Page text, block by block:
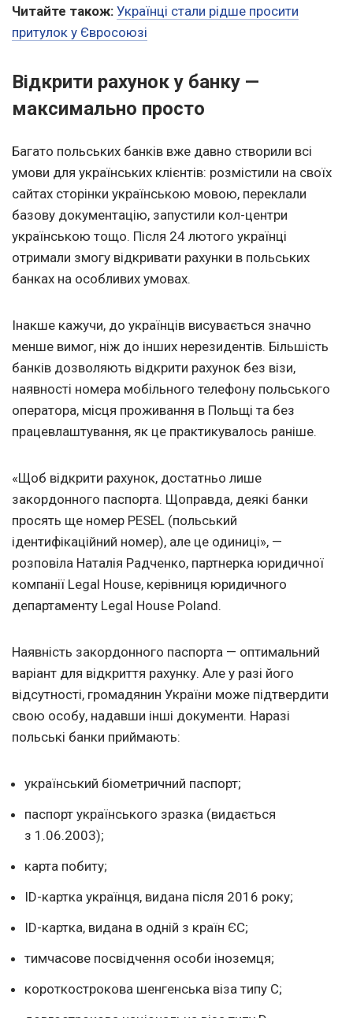
Читайте також: Українці стали рідше просити
притулок у Євросоюзі
Відкрити рахунок у банку —
максимально просто
Багато польських банків вже давно створили всі
умови для українських клієнтів: розмістили на своїх
сайтах сторінки українською мовою, переклали
базову документацію, запустили кол-центри
українською тощо. Після 24 лютого українці
отримали змогу відкривати рахунки в польських
банках на особливих умовах.
Інакше кажучи, до українців висувається значно
менше вимог, ніж до інших нерезидентів. Більшість
банків дозволяють відкрити рахунок без візи,
наявності номера мобільного телефону польського
оператора, місця проживання в Польщі та без
працевлаштування, як це практикувалось раніше.
«Щоб відкрити рахунок, достатньо лише
закордонного паспорта. Щоправда, деякі банки
просять ще номер PESEL (польський
ідентифікаційний номер), але це одиниці», —
розповіла Наталія Радченко, партнерка юридичної
компанії Legal House, керівниця юридичного
департаменту Legal House Poland.
Наявність закордонного паспорта — оптимальний
варіант для відкриття рахунку. Але у разі його
відсутності, громадянин України може підтвердити
свою особу, надавши інші документи. Наразі
польські банки приймають:
український біометричний паспорт;
паспорт українського зразка (видається
з 1.06.2003);
карта побиту;
ID-картка українця, видана після 2016 року;
ID-картка, видана в одній з країн ЄС;
тимчасове посвідчення особи іноземця;
короткострокова шенгенська віза типу С;